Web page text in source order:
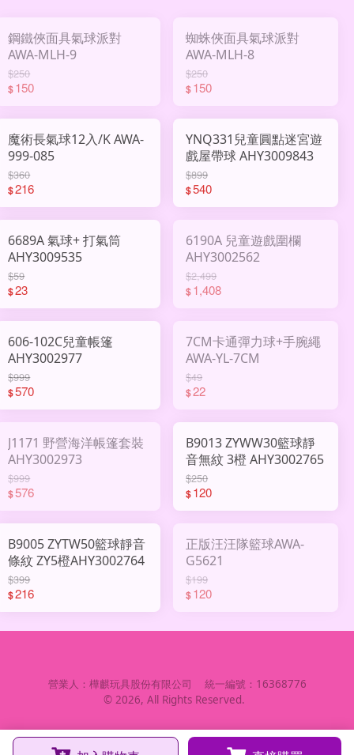
鋼鐵俠面具氣球派對
AWA-MLH-9
$250
$150
蜘蛛俠面具氣球派對
AWA-MLH-8
$250
$150
魔術長氣球12入/K AWA-
999-085
$360
$216
YNQ331兒童圓點迷宮遊
戲屋帶球 AHY3009843
$899
$540
6689A 氣球+ 打氣筒
AHY3009535
$59
$23
6190A 兒童遊戲圍欄
AHY3002562
$2,499
$1,408
606-102C兒童帳篷
AHY3002977
$999
$570
7CM卡通彈力球+手腕繩
AWA-YL-7CM
$49
$22
J1171 野營海洋帳篷套裝
AHY3002973
$999
$576
B9013 ZYWW30籃球靜
音無紋 3橙 AHY3002765
$250
$120
B9005 ZYTW50籃球靜音
條紋 ZY5橙AHY3002764
$399
$216
正版汪汪隊籃球AWA-
G5621
$199
$120
營業人： 樺麒玩具股份有限公司 統一編號： 16368776
© 2026, All Rights Reserved.